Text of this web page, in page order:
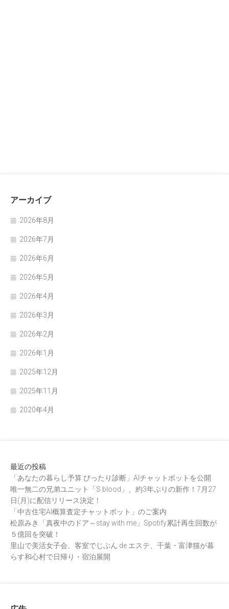
アーカイブ
2026年8月
2026年7月
2026年6月
2026年5月
2026年4月
2026年3月
2026年2月
2026年1月
2025年12月
2025年11月
2020年4月
最近の投稿
「あなたの暮らし予算 ぴったり診断」AIチャットボットを公開
唯一無二の兄弟ユニット「S blood」、約3年ぶりの新作！7月27
日(月)に配信リリース決定！
「中古住宅AI概算査定チャットボット」のご案内
松原みき「真夜中のドア～stay with me」Spotify累計再生回数が
５億回を突破！
里山で美活女子会、客室でじぶん de エステ、千葉・富津猫が暮
らす和心村で日帰り・宿泊展開